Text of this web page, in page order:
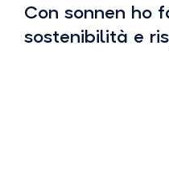
Con sonnen ho
sostenibilità e